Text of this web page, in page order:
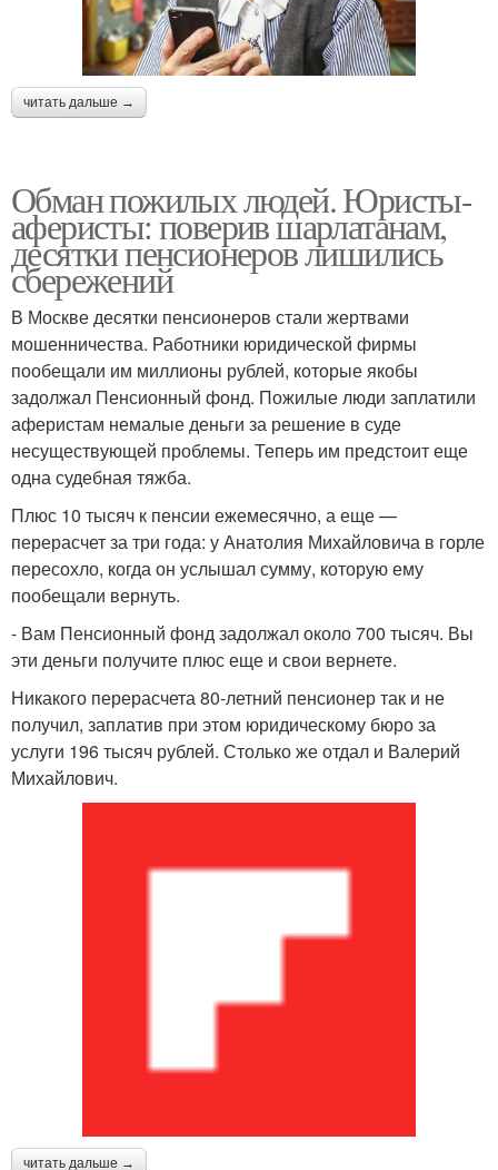
читать дальше →
Обман пожилых людей. Юристы-
аферисты: поверив шарлатанам,
десятки пенсионеров лишились
сбережений
В Москве десятки пенсионеров стали жертвами
мошенничества. Работники юридической фирмы
пообещали им миллионы рублей, которые якобы
задолжал Пенсионный фонд. Пожилые люди заплатили
аферистам немалые деньги за решение в суде
несуществующей проблемы. Теперь им предстоит еще
одна судебная тяжба.
Плюс 10 тысяч к пенсии ежемесячно, а еще —
перерасчет за три года: у Анатолия Михайловича в горле
пересохло, когда он услышал сумму, которую ему
пообещали вернуть.
- Вам Пенсионный фонд задолжал около 700 тысяч. Вы
эти деньги получите плюс еще и свои вернете.
Никакого перерасчета 80-летний пенсионер так и не
получил, заплатив при этом юридическому бюро за
услуги 196 тысяч рублей. Столько же отдал и Валерий
Михайлович.
читать дальше →